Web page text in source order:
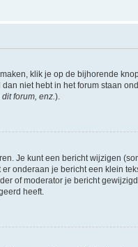
klik je op de bijhorende
niet hebt in het forum staan
forum, enz. ).
Je kunt een bericht wijzigen
onderaan je bericht een klein
of moderator je bericht
heeft.